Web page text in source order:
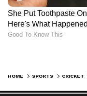
HOME SPORTS CRICKET